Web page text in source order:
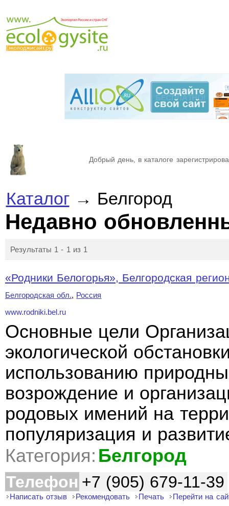
Добрый день, в каталоге
Каталог→ Белгород
Недавно
Результаты 1 - 1 из 1
«Родники Белогорья», Белгородская
Белгородская обл., Россия
www.rodniki.bel.ru
Основные цели
экологической
использованию
возрождение и
родовых имений на
популяризация и
Категория: Белгород
Телефон +7 (905) 679-11-39
Написать отзыв Рекомендовать Печать Перейти на